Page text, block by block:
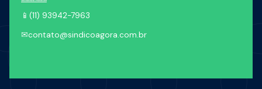
📱 (11) 93942-7963
✉contato@sindicoagora.com.br